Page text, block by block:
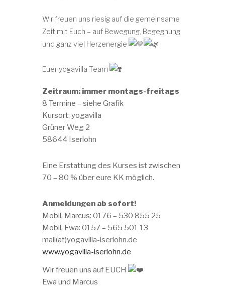
Wir freuen uns riesig auf die gemeinsame
Zeit mit Euch – auf Bewegung, Begegnung
und ganz viel Herzenergie
Euer yogavilla-Team
Zeitraum: immer montags-freitags
8 Termine – siehe Grafik
Kursort: yogavilla
Grüner Weg 2
58644 Iserlohn
Eine Erstattung des Kurses ist zwischen
70 – 80 % über eure KK möglich.
Anmeldungen ab sofort!
Mobil, Marcus: 0176 – 530 855 25
Mobil, Ewa: 0157 – 565 501 13
mail(at)yogavilla-iserlohn.de
www.yogavilla-iserlohn.de
Wir freuen uns auf EUCH
Ewa und Marcus